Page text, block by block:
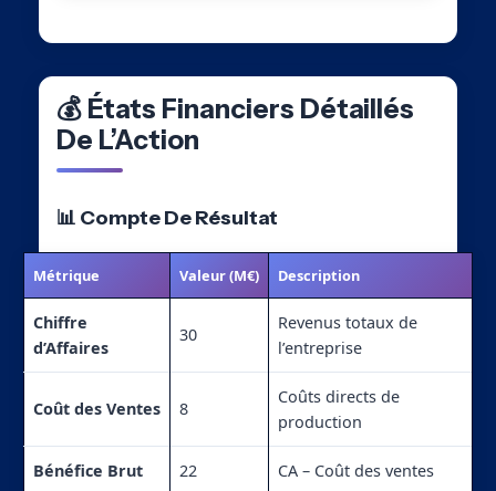
💰 États Financiers Détaillés
De L’Action
📊 Compte De Résultat
Métrique Valeur (M€) Description
Chiffre
d’Affaires
30
Revenus totaux de
l’entreprise
Coût des Ventes 8
Coûts directs de
production
Bénéfice Brut 22 CA – Coût des ventes